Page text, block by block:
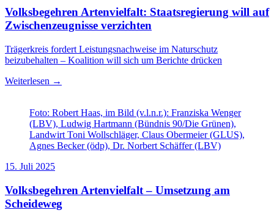
Volksbegehren Artenvielfalt: Staatsregierung will auf
Zwischenzeugnisse verzichten
Trägerkreis fordert Leistungsnachweise im Naturschutz
beizubehalten – Koalition will sich um Berichte drücken
Weiterlesen →
Foto: Robert Haas, im Bild (v.l.n.r.): Franziska Wenger
(LBV), Ludwig Hartmann (Bündnis 90/Die Grünen),
Landwirt Toni Wollschläger, Claus Obermeier (GLUS),
Agnes Becker (ödp), Dr. Norbert Schäffer (LBV)
15. Juli 2025
Volksbegehren Artenvielfalt – Umsetzung am
Scheideweg